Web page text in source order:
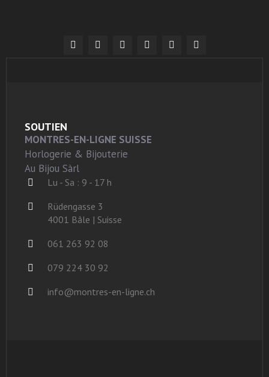
SOUTIEN
MONTRES-EN-LIGNE SUISSE
Horlogerie & Bijouterie
Au Bijou Sàrl
Lu - Sa : 9 - 17 h
Rüdengasse 3
4001 Bâle | Suisse
061 263 92 08
079 224 30 92
info@montres-en-ligne.ch